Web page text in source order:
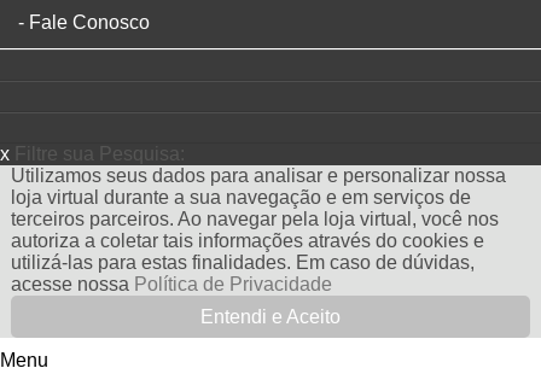
Fale Conosco
x Filtre sua Pesquisa:
Utilizamos seus dados para analisar e personalizar nossa
loja virtual durante a sua navegação e em serviços de
terceiros parceiros. Ao navegar pela loja virtual, você nos
autoriza a coletar tais informações através do cookies e
utilizá-las para estas finalidades. Em caso de dúvidas,
acesse nossa Política de Privacidade
Entendi e Aceito
Menu